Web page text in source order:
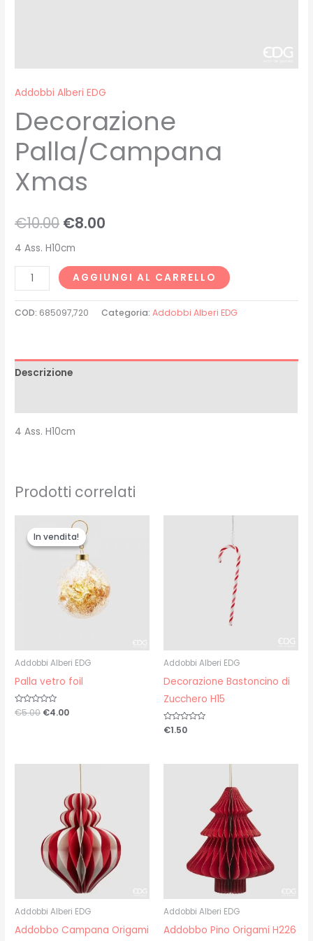
Addobbi Alberi EDG
Decorazione
Palla/Campana
Xmas
€10.00 €8.00
4 Ass. H10cm
AGGIUNGI AL CARRELLO
COD: 685097,720 Categoria:Addobbi Alberi EDG
Descrizione
4 Ass. H10cm
Prodotti correlati
In vendita!
In vendita!
Addobbi Alberi EDG
Palla vetro foil
Valutato
0
€5.00
prezzo
originale
era:
€4.00
Il
prezzo
attuale
è:
€4.00.
Addobbi Alberi EDG
Decorazione Bastoncino di
Zucchero H15
Valutato
0
€1.50
Addobbi Alberi EDG
Addobbo Campana Origami
Addobbi Alberi EDG
Addobbo Pino Origami H226